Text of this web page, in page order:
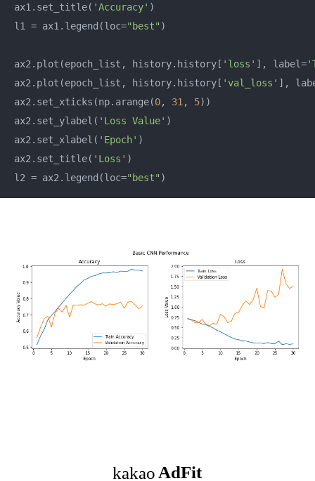
ax1.set_title( 'Accuracy' )
l1 = ax1.legend(loc="best" )
ax2.plot(epoch_list, history.history[ 'loss' ], label=
ax2.plot(epoch_list, history.history[ 'val_loss' ],
ax2.set_xticks(np.arange(0, 31 , 5))
ax2.set_ylabel( 'Loss Value' )
ax2.set_xlabel( 'Epoch' )
ax2.set_title( 'Loss' )
l2 = ax2.legend(loc="best" )